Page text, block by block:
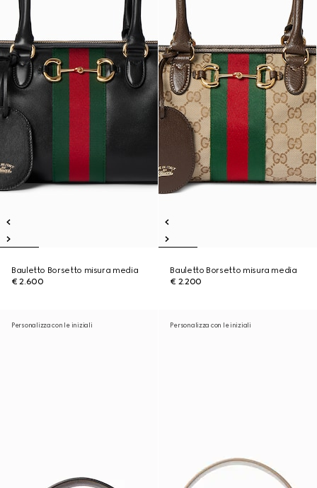
Bauletto Borsetto misura media
€ 2.600
Bauletto Borsetto misura media
€ 2.200
Personalizza con le iniziali Personalizza con le iniziali